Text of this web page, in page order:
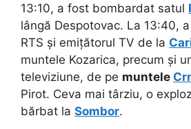
13:10, a fost bombardat satul
lângă Despotovac. La 13:40,
RTS și emițătorul TV de la
muntele Kozarica, precum și
televiziune, de pe muntele
Pirot. Ceva mai târziu, o
bărbat la Sombor.